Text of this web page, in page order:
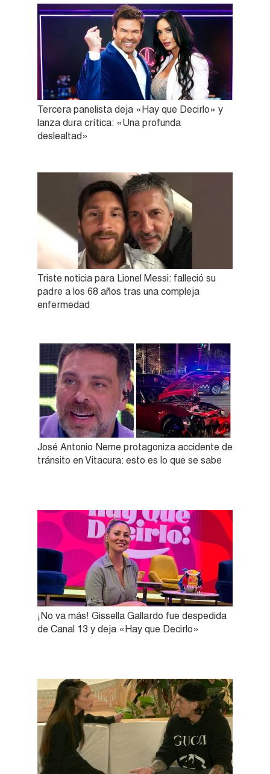
Tercera panelista deja «Hay que Decirlo» y
lanza dura crítica: «Una profunda
deslealtad»
Triste noticia para Lionel Messi: falleció su
padre a los 68 años tras una compleja
enfermedad
José Antonio Neme protagoniza accidente de
tránsito en Vitacura: esto es lo que se sabe
¡No va más! Gissella Gallardo fue despedida
de Canal 13 y deja «Hay que Decirlo»